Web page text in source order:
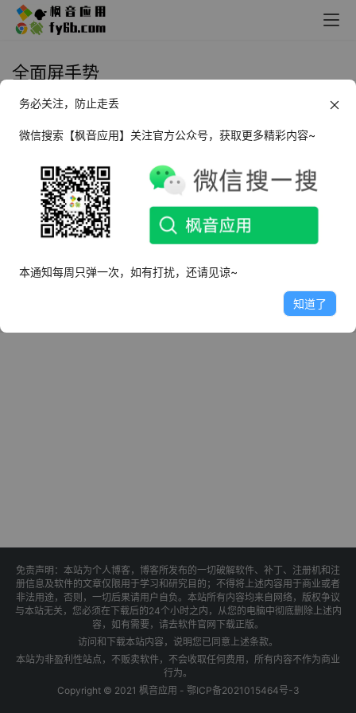
全面屏手势
2024年11月19日
免责声明：本站为个人博客，博客所发布的一切破解软件、补丁、注册机和注
册信息及软件的文章仅限用于学习和研究目的；不得将上述内容用于商业或者
非法用途，否则，一切后果请用户自负。本站所有内容均来自网络，版权争议
与本站无关，您必须在下载后的24个小时之内，从您的电脑中彻底删除上述内
容，如有需要，请去软件官网下载正版。
访问和下载本站内容，说明您已同意上述条款。
本站为非盈利性站点，不贩卖软件，不会收取任何费用，所有内容不作为商业
行为。
Copyright © 2021 枫音应用 - 鄂ICP备2021015464号-3
务必关注，防止走丢
微信搜索【枫音应用】关注官方公众号，获取更多精彩内容~
本通知每周只弹一次，如有打扰，还请见谅~
知道了